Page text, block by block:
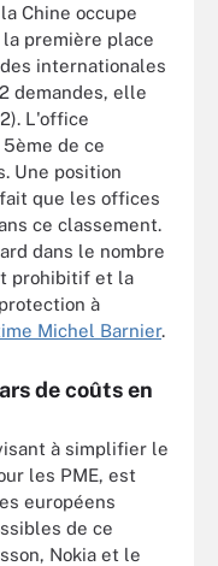
Chine occupe
première place
internationales
demandes, elle
L'office
de ce
Une position
que les offices
ce classement.
dans le nombre
prohibitif et la
à
Michel Barnier.
de coûts en
à simplifier le
les PME, est
européens
de ce
Nokia et le